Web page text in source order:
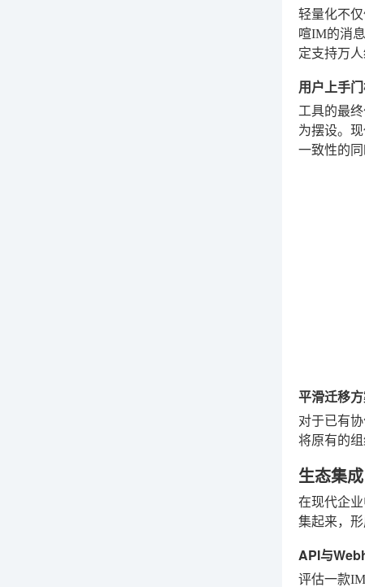
轻量化不
喧IM的消
定支持万
用户上手
工具的最
为摆设。
一致性的
平滑迁移
对于已有
将原有的
生态集
在现代企
集起来，形
API与
评估一款